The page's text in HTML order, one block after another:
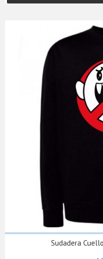
Sudadera